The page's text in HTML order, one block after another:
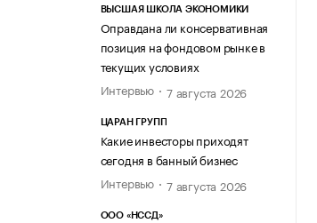
ВЫСШАЯ ШКОЛА ЭКОНОМИКИ
Оправдана ли консервативная
позиция на фондовом рынке в
текущих условиях
Интервью
7 августа 2026
ЦАРАН ГРУПП
Какие инвесторы приходят
сегодня в банный бизнес
Интервью
7 августа 2026
ООО «НССД»